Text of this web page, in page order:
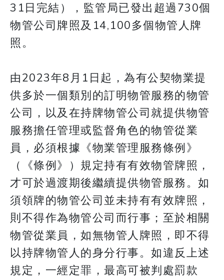
31日完結），監管局已發出超過730個
物管公司牌照及14,100多個物管人牌
照。
由2023年8月1日起，為有公契物業提
供多於一個類別的訂明物管服務的物管
公司，以及在持牌物管公司就提供物管
服務擔任管理或監督角色的物管從業
員，必須根據《物業管理服務條例》
（《條例》）規定持有有效物管牌照，
才可於過渡期後繼續提供物管服務。如
須領牌的物管公司並未持有有效牌照，
則不得作為物管公司而行事；至於相關
物管從業員，如無物管人牌照，即不得
以持牌物管人的身分行事。如違反上述
規定，一經定罪，最高可被判處罰款